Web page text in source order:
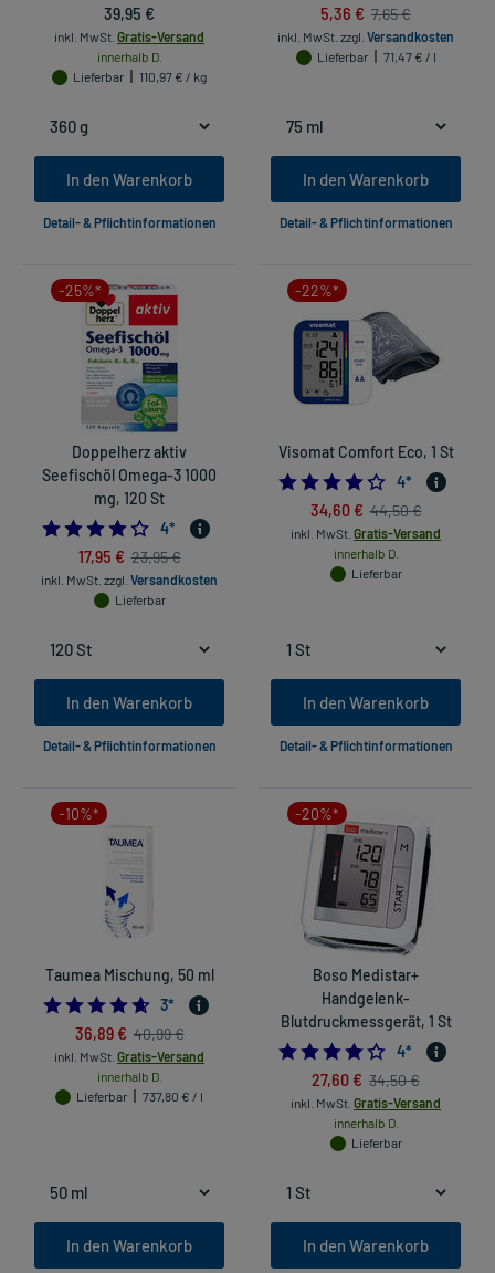
39,95 €
inkl. MwSt. Gratis-Versand
innerhalb D.
Lieferbar
110,97 € / kg
In den Warenkorb
Detail- & Pflichtinformationen
5,36 € 7,65 €
inkl. MwSt. zzgl. Versandkosten
Lieferbar
71,47 € / l
In den Warenkorb
Detail- & Pflichtinformationen
-25%*
Doppelherz aktiv
Seefischöl Omega-3 1000
mg, 120 St
4.25
4*
17,95 € 23,95 €
inkl. MwSt. zzgl. Versandkosten
Lieferbar
In den Warenkorb
Detail- & Pflichtinformationen
-22%*
Visomat Comfort Eco, 1 St
4.25
4*
34,60 € 44,50 €
inkl. MwSt. Gratis-Versand
innerhalb D.
Lieferbar
In den Warenkorb
Detail- & Pflichtinformationen
-10%*
Taumea Mischung, 50 ml
4.666666666666667
3*
36,89 € 40,99 €
inkl. MwSt. Gratis-Versand
innerhalb D.
Lieferbar
737,80 € / l
In den Warenkorb
-20%*
Boso Medistar+
Handgelenk-
Blutdruckmessgerät, 1 St
4.0
4*
27,60 € 34,50 €
inkl. MwSt. Gratis-Versand
innerhalb D.
Lieferbar
In den Warenkorb